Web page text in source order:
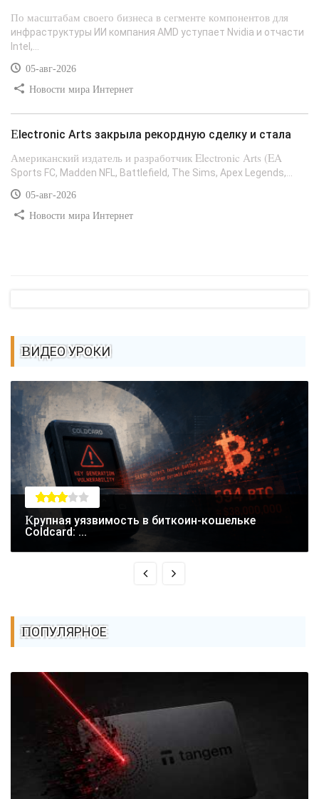
По масштабам своего бизнеса в сегменте компонентов для
инфраструктуры ИИ компания AMD уступает Nvidia и отчасти
Intel,...
05-авг-2026
Новости мира Интернет
Electronic Arts закрыла рекордную сделку и стала
Американский издатель и разработчик Electronic Arts (EA
Sports FC, Madden NFL, Battlefield, The Sims, Apex Legends,...
05-авг-2026
Новости мира Интернет
ВИДЕО УРОКИ
Крупная уязвимость в биткоин-кошельке
Coldcard: ...
ПОПУЛЯРНОЕ